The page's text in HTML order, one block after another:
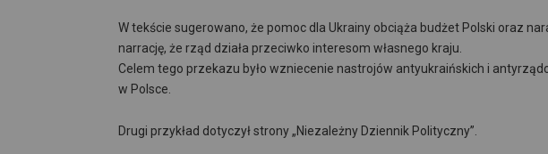
W tekście sugerowano, że pomoc dla Ukrainy obciąża budżet Polski oraz
narrację, że rząd działa przeciwko interesom własnego kraju.
Celem tego przekazu było wzniecenie nastrojów antyukraińskich i
w Polsce.
Drugi przykład dotyczył strony „Niezależny Dziennik Polityczny”.